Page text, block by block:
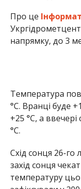
Про це
напрямку, до 3
Температура
°С. Вранці буде
+25 °С, а
°С.
Схід сонця 26-го
захід сонця
температуру